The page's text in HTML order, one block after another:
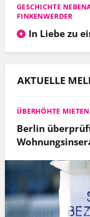
GESCHICHTE
FINKENWERDER
In Liebe zu
AKTUELLE
ÜBERHÖHTE MIETEN
Berlin